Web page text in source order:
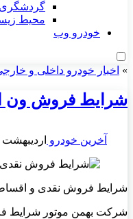
محیط
خودرو وب
» اخبار خودرو داخلی و
شرایط فروش ون
آخرین خودرو اردیبهشت ۹, ۱۴۰۵
شرایط فروش نقدی و اقساطی ون